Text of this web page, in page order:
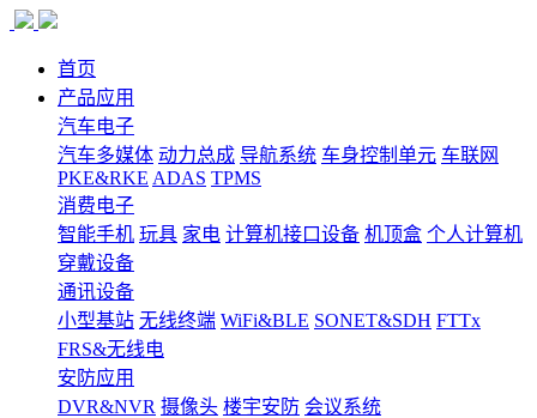
首页
产品应用
汽车电子
汽车多媒体 动力总成 导航系统 车身控制单元 车联网
PKE&RKE ADAS TPMS
消费电子
智能手机 玩具 家电 计算机接口设备 机顶盒 个人计算机
穿戴设备
通讯设备
小型基站 无线终端 WiFi&BLE SONET&SDH FTTx
FRS&无线电
安防应用
DVR&NVR 摄像头 楼宇安防 会议系统